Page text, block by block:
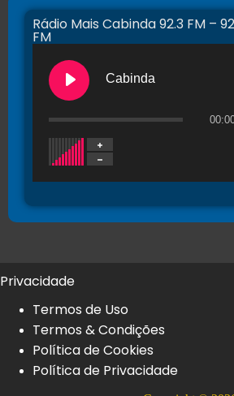
Rádio Mais Cabinda 92.3 FM –
FM
Cabinda
Privacidade
Termos de Uso
Termos & Condições
Política de Cookies
Política de Privacidade